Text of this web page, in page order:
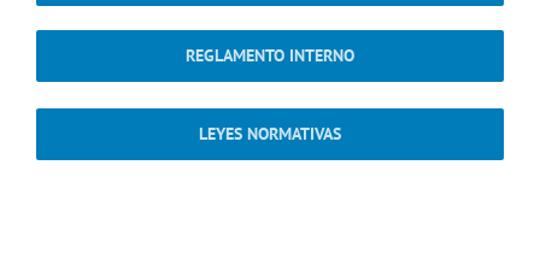
REGLAMENTO INTERNO
LEYES NORMATIVAS